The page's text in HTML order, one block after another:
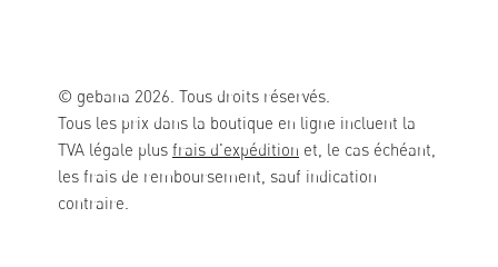
© gebana 2026. Tous droits réservés.
Tous les prix dans la boutique en ligne incluent la
TVA légale plus frais d'expédition et, le cas échéant,
les frais de remboursement, sauf indication
contraire.